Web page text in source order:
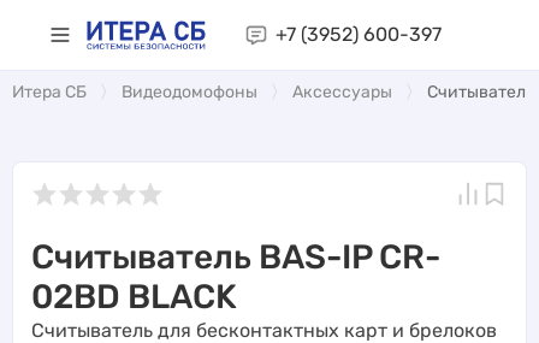
+7 (3952) 600-397
Итера СБ Видеодомофоны Аксессуары Считыватель
Считыватель BAS-IP CR-
02BD BLACK
Считыватель для бесконтактных карт и брелоков